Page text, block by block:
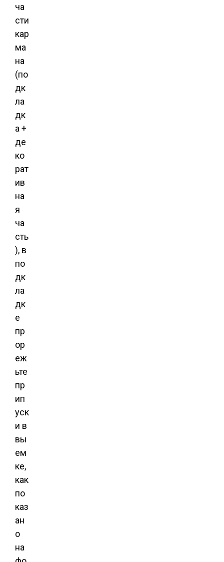
ча
сти
кар
ма
на
(по
дк
ла
дк
а +
де
ко
рат
ив
на
я
ча
сть
), в
по
дк
ла
дк
е
пр
ор
еж
ьте
пр
ип
уск
и в
вы
ем
ке,
как
по
каз
ан
о
на